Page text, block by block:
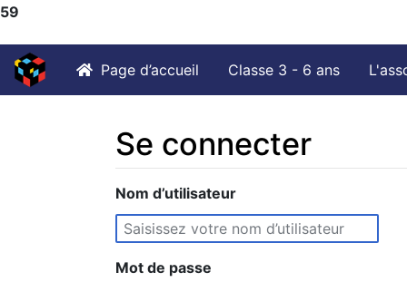
59
Page d’accueil Classe 3 - 6 ans
Se connecter
Aller à :navigation
Nom d’utilisateur
Mot de passe